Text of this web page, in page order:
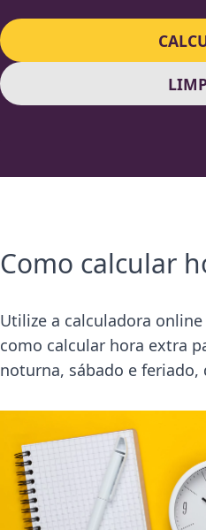
Como calcular
Utilize a calculadora
como calcular hora extra
noturna, sábado e feriado,